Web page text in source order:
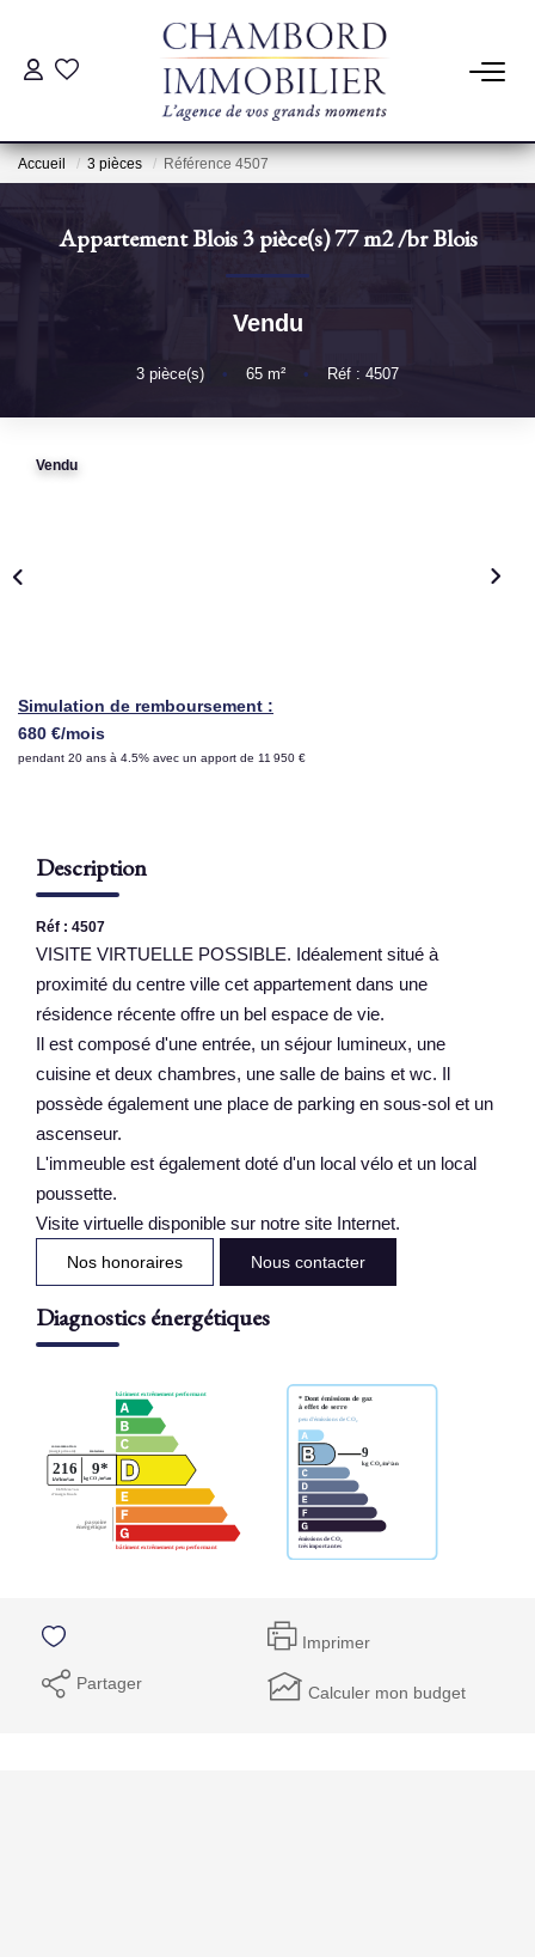
ACHAT
Pré-Estimation
Nos Témoignages
Accueil 3 pièces Référence 4507
Appartement Blois 3 pièce(s) 77 m2/brBlois
Vendu
3 pièce(s) • 65 m² • Réf : 4507
Vendu
Simulation de remboursement :
680 €/mois
pendant 20 ans à 4.5% avec un apport de 11 950 €
Description
Réf : 4507
VISITE VIRTUELLE POSSIBLE. Idéalement situé à
proximité du centre ville cet appartement dans une
résidence récente offre un bel espace de vie.
Il est composé d'une entrée, un séjour lumineux, une
cuisine et deux chambres, une salle de bains et wc. Il
possède également une place de parking en sous-sol et un
ascenseur.
L'immeuble est également doté d'un local vélo et un local
poussette.
Visite virtuelle disponible sur notre site Internet.
Nos honoraires Nous contacter
Diagnostics énergétiques
Imprimer
Partager Calculer mon budget